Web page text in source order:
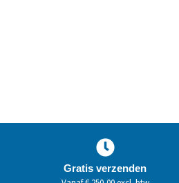
Gratis verzenden